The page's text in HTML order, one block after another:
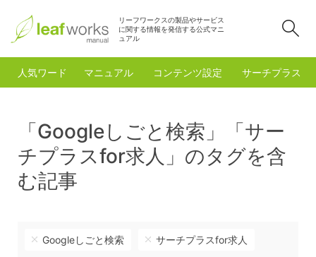
リーフワークスの製品やサービス
に関する情報を発信する公式マニ
ュアル
人気ワード マニュアル コンテンツ設定 サーチプラスfor
「Googleしごと検索」「サー
チプラスfor求人」のタグを含
む記事
Googleしごと検索 サーチプラスfor求人